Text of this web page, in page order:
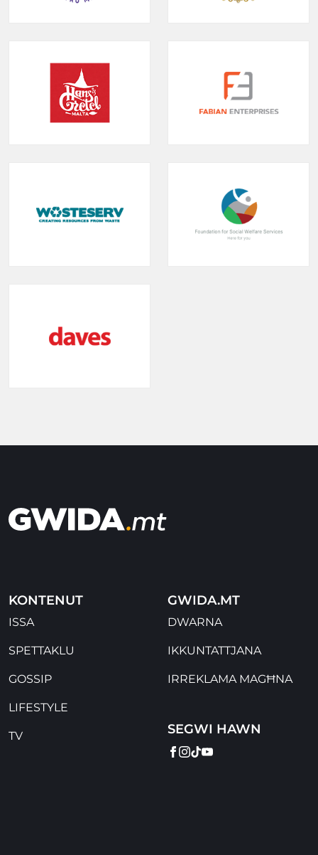
KONTENUT
ISSA
SPETTAKLU
GOSSIP
LIFESTYLE
TV
GWIDA.MT
DWARNA
IKKUNTATTJANA
IRREKLAMA MAGĦNA
SEGWI HAWN
FACEBOOK
INSTAGRAM
TIKTOK
YOUTUBE